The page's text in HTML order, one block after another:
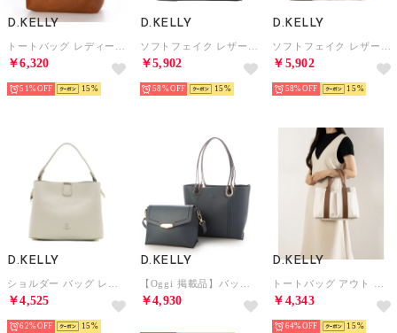
D.KELLY
￥6,320
51% 15
D.KELLY
￥5,902
58% 15
D.KELLY
￥5,902
58% 15
D.KELLY
￥4,525
62% 15
D.KELLY
￥4,930
D.KELLY
￥4,343
64% 15